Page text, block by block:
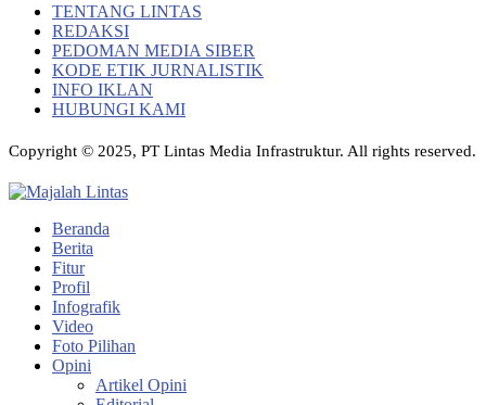
TENTANG LINTAS
REDAKSI
PEDOMAN MEDIA SIBER
KODE ETIK JURNALISTIK
INFO IKLAN
HUBUNGI KAMI
Copyright © 2025, PT Lintas Media Infrastruktur. All rights reserved.
Beranda
Berita
Fitur
Profil
Infografik
Video
Foto Pilihan
Opini
Artikel Opini